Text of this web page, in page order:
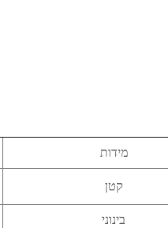
מידות
קטן
בינוני